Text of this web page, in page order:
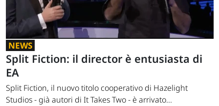
NEWS
Split Fiction: il director è entusiasta di
EA
Split Fiction, il nuovo titolo cooperativo di Hazelight
Studios - già autori di It Takes Two - è arrivato...